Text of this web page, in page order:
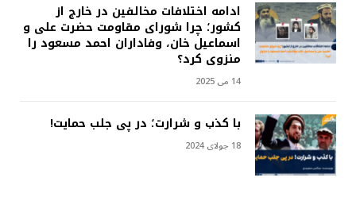
ادامه اختلافات مخالفین در خارج از
کشور؛ چرا شورای مقاومت حضرت علی و
اسماعیل خان، وفاداران احمد مسعود را
منزوی کرد؟
14 می 2025
با کذب و شرارت؛ در پی جلب حمایت!
18 جولای 2024